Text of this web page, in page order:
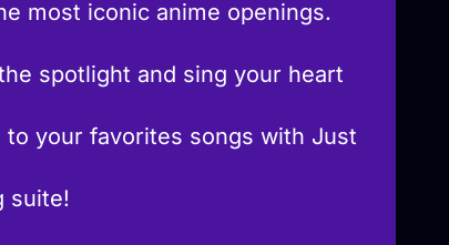
most iconic anime openings.
spotlight and sing your heart
to your favorites songs with Just
suite!